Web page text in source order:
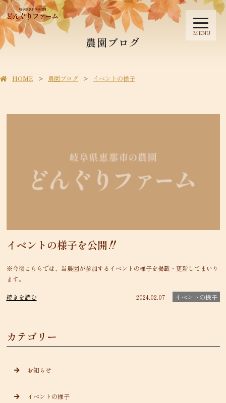
MENU
農園ブログ
HOME 農園ブログ イベントの様子
イベントの様子を公開‼
※今後こちらでは、当農園が参加するイベントの様子を掲載・更新してまいり
ます。
続きを読む 2024.02.07 イベントの様子
カテゴリー
お知らせ
イベントの様子